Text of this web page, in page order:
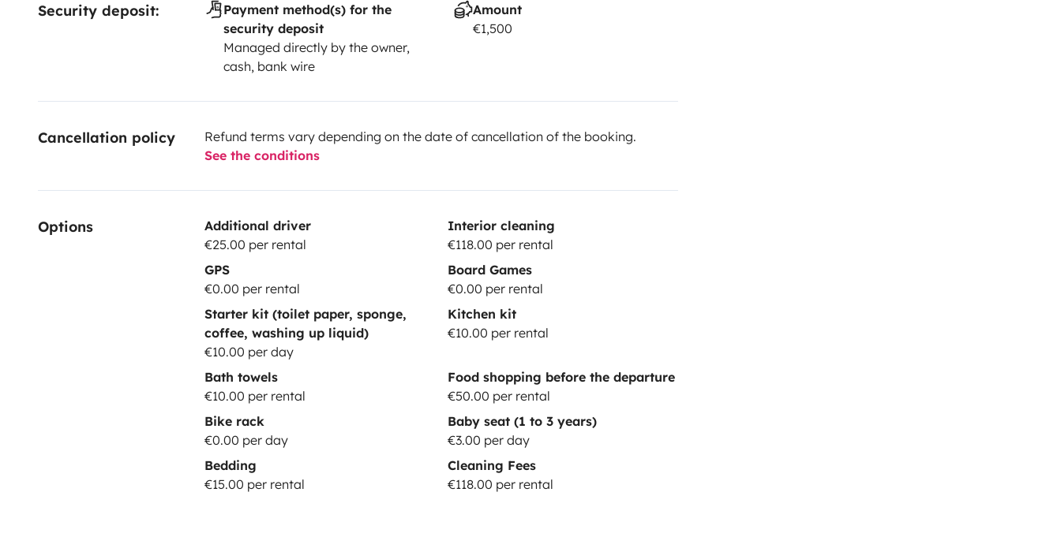
Security deposit:
Payment method(s) for the
security deposit
Managed directly by the owner,
cash, bank wire
Amount
€1,500
Cancellation policy
Refund terms vary depending on the date of cancellation of the booking.
See the conditions
Options
Additional driver
€25.00 per rental
Interior cleaning
€118.00 per rental
GPS
€0.00 per rental
Board Games
€0.00 per rental
Starter kit (toilet paper, sponge,
coffee, washing up liquid)
€10.00 per day
Kitchen kit
€10.00 per rental
Bath towels
€10.00 per rental
Food shopping before the departure
€50.00 per rental
Bike rack
€0.00 per day
Baby seat (1 to 3 years)
€3.00 per day
Bedding
€15.00 per rental
Cleaning Fees
€118.00 per rental